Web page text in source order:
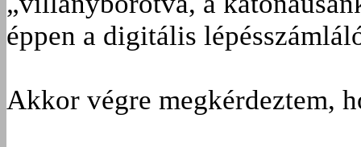
éppen a digitális
Akkor végre megkérdeztem,